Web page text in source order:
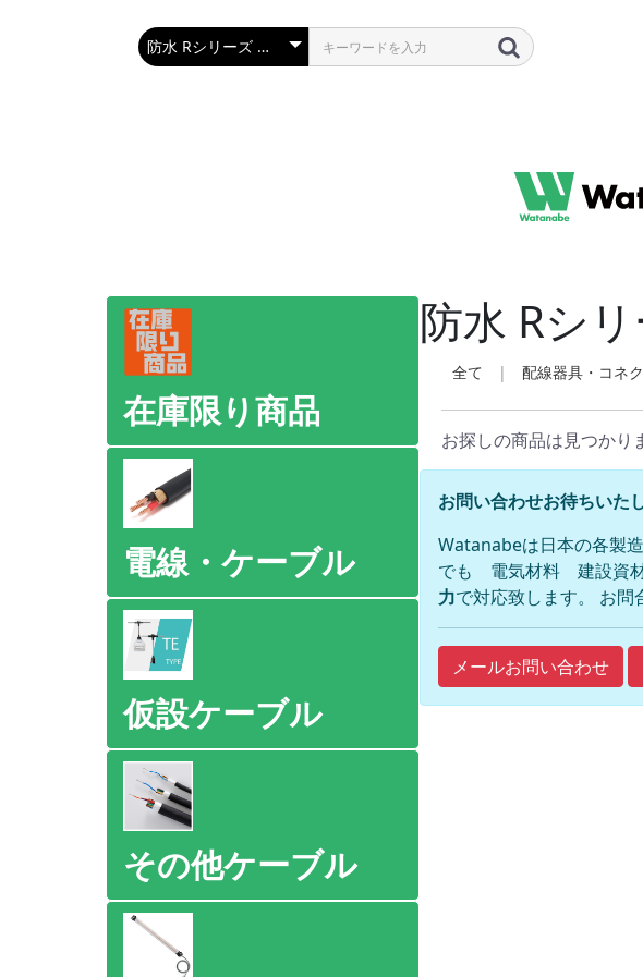
在庫限り商品
電線・ケーブル
仮設ケーブル
その他ケーブル
防水 Rシ
全て | 配線器具・コネ
お探しの商品は見つかり
お問い合わせお待ちいた
Watanabeは日本の各製
でも 電気材料 建設資材
力で対応致します。 お問
メールお問い合わせ